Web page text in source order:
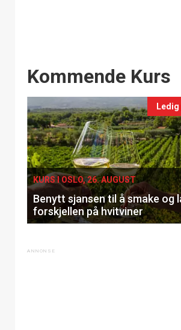
Events
Kommende Kurs
Ledig
KURS I OSLO, 26. AUGUST
Benytt sjansen til å smake og
forskjellen på hvitviner